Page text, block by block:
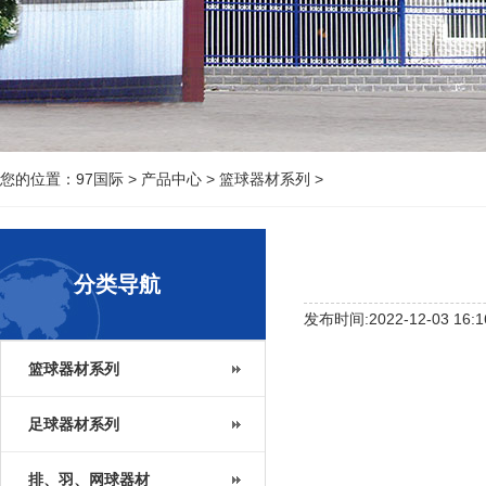
您的位置： 97国际 > 产品中心 > 篮球器材系列 >
分类导航
篮球器材系列
足球器材系列
排、羽、网球器材
发布时间:2022-12-03